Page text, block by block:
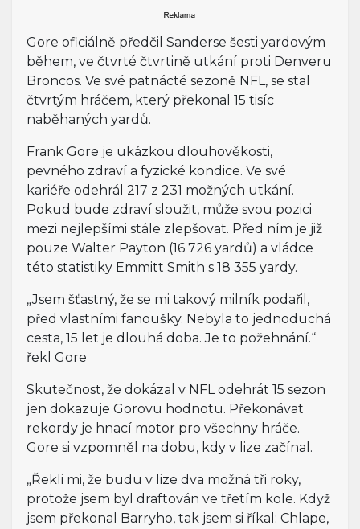
Gore oficiálně předčil Sanderse šesti yardovým
během, ve čtvrté čtvrtině utkání proti Denveru
Broncos. Ve své patnácté sezoně NFL, se stal
čtvrtým hráčem, který překonal 15 tisíc
naběhaných yardů.
Frank Gore je ukázkou dlouhověkosti,
pevného zdraví a fyzické kondice. Ve své
kariéře odehrál 217 z 231 možných utkání.
Pokud bude zdraví sloužit, může svou pozici
mezi nejlepšími stále zlepšovat. Před ním je již
pouze Walter Payton (16 726 yardů) a vládce
této statistiky Emmitt Smith s 18 355 yardy.
„Jsem šťastný, že se mi takový milník podařil,
před vlastními fanoušky. Nebyla to jednoduchá
cesta, 15 let je dlouhá doba. Je to požehnání.“
řekl Gore
Skutečnost, že dokázal v NFL odehrát 15 sezon
jen dokazuje Gorovu hodnotu. Překonávat
rekordy je hnací motor pro všechny hráče.
Gore si vzpomněl na dobu, kdy v lize začínal.
„Řekli mi, že budu v lize dva možná tři roky,
protože jsem byl draftován ve třetím kole. Když
jsem překonal Barryho, tak jsem si říkal: Chlape,